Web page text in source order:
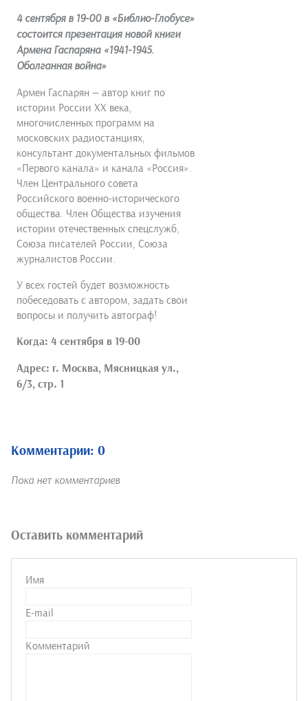
4 сентября в 19-00 в «Библио-Глобусе»
состоится презентация новой книги
Армена Гаспаряна «1941-1945.
Оболганная война»
Армен Гаспарян — автор книг по
истории России ХХ века,
многочисленных программ на
московских радиостанциях,
консультант документальных фильмов
«Первого канала» и канала «Россия».
Член Центрального совета
Российского военно-исторического
общества. Член Общества изучения
истории отечественных спецслужб,
Союза писателей России, Союза
журналистов России.
У всех гостей будет возможность
побеседовать с автором, задать свои
вопросы и получить автограф!
Когда: 4 сентября в 19-00
Адрес: г. Москва, Мясницкая ул.,
6/3, стр. 1
Комментарии: 0
Пока нет комментариев
Оставить комментарий
Имя
E-mail
Комментарий